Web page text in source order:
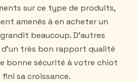
sur ce type de produits,
amenés à en acheter un
beaucoup. D'autres
très bon rapport qualité
bonne sécurité à votre chiot
sa croissance.